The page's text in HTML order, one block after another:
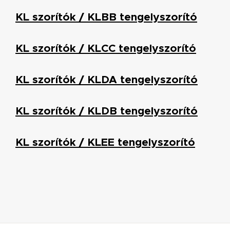
KL szorítók / KLBB tengelyszorító
KL szorítók / KLCC tengelyszorító
KL szorítók / KLDA tengelyszorító
KL szorítók / KLDB tengelyszorító
KL szorítók / KLEE tengelyszorító